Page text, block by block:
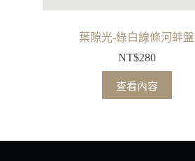
葉隙光-綠白線條河蚌盤
NT$280
查看內容